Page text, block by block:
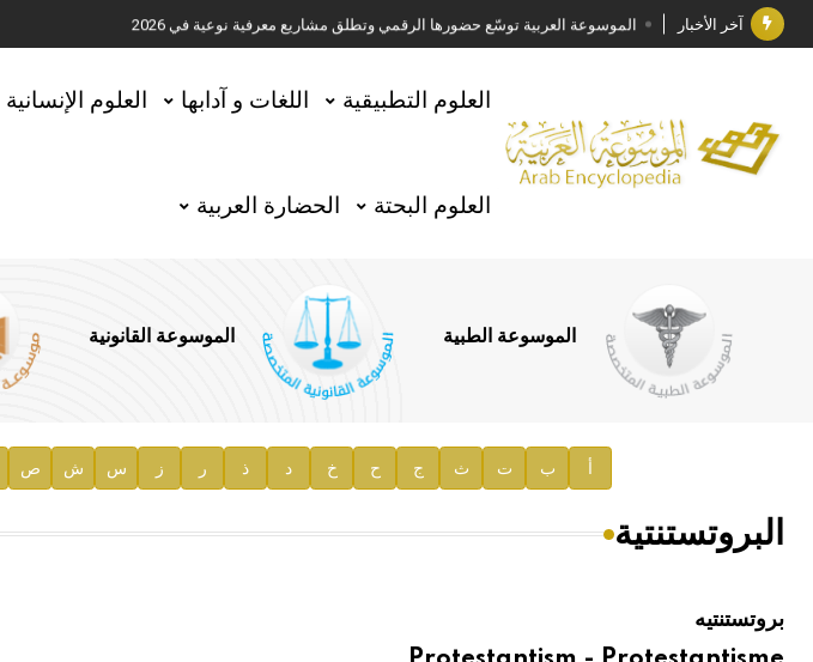
آخر الأخبار الموسوعة العربية توسّع حضورها الرقمي وتطلق مشاريع معرفية نوعية في 2026
جائزة مجمع الملك سلمان العالمي للغة العربية 2025
الأستاذ إياد خالد الطباع مدير عام لهيئة الموسوعة العربية
السيد محمد ياسين صالح وزيرا للثقافة
توصيات مجلس الإدارة
صدور المجلد السابع من موسوعة الآثار في سورية
إعلان..
هيئة الموسوعة العربية تطلق موسوعات جديدة في عام 2026
العلوم التطبيقية اللغات و آدابها العلوم الإنسانية
العلوم البحتة الحضارة العربية
الموسوعة الطبية الموسوعة القانونية
أ ب ت ث ج ح خ د ذ ر ز س ش ص
البروتستنتية
بروتستنتيه